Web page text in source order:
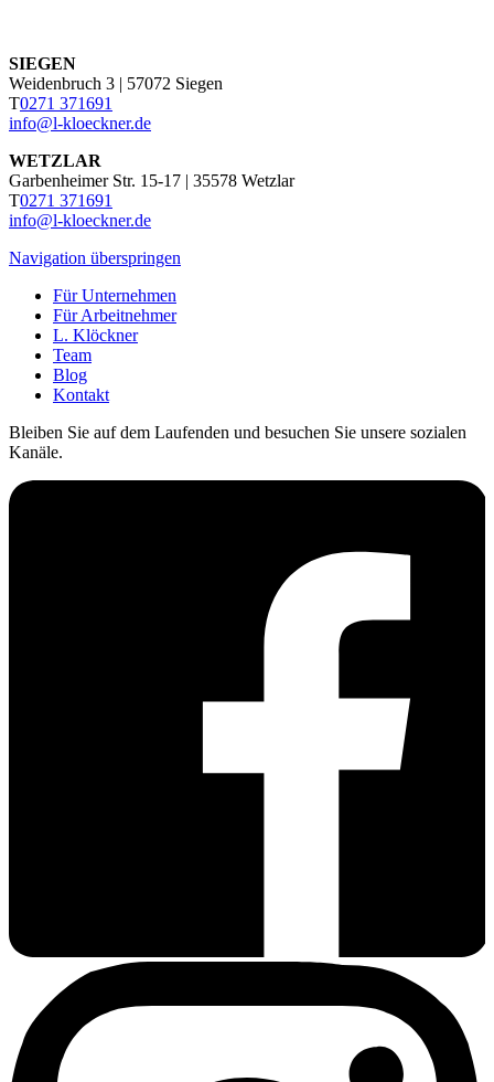
SIEGEN
Weidenbruch 3 | 57072 Siegen
T0271 371691
info@l-kloeckner.de
WETZLAR
Garbenheimer Str. 15-17 | 35578 Wetzlar
T0271 371691
info@l-kloeckner.de
Navigation überspringen
Für Unternehmen
Für Arbeitnehmer
L. Klöckner
Team
Blog
Kontakt
Bleiben Sie auf dem Laufenden und besuchen Sie unsere sozialen
Kanäle.